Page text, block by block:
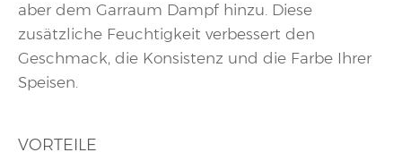
aber dem Garraum Dampf hinzu. Diese
zusätzliche Feuchtigkeit verbessert den
Geschmack, die Konsistenz und die Farbe Ihrer
Speisen.
VORTEILE